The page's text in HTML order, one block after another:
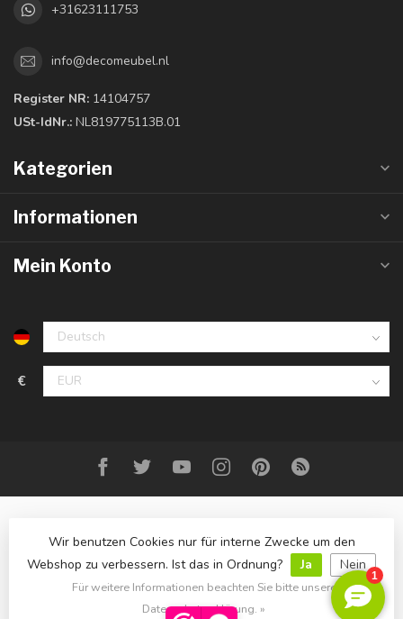
+31623111753
info@decomeubel.nl
Register NR: 14104757
USt-IdNr.: NL819775113B.01
Kategorien
Informationen
Mein Konto
€
© Copyright 2023 DecoMeubel ®
Wir benutzen Cookies nur für interne Zwecke um den
Webshop zu verbessern. Ist das in Ordnung?
Ja Nein
Für weitere Informationen beachten Sie bitte unsere
Datenschutzerklärung. »